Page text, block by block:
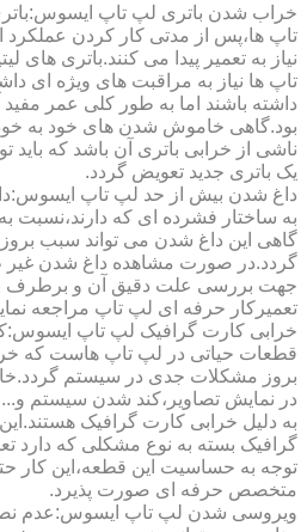
خراب شدن باتری لپ تاپ
تاپ ها،پس از مدتی کار کردن عملکرد
نیاز به تعمیر پیدا می کنند.باتری های
تاپ ها نیاز به مراقبت های ویژه ای
داشته باشند اما به طور کلی عمر مفید
بود.گاهی خاموش شدن های خود به
ناشی از خرابی باتری آن باشد که
یک باتری جدید تعویض گردد.
داغ شدن بیش از حد لپ تاپ
به ساختار فشرده ای که دارند،نسبت
گاهی این داغ شدن می تواند سبب
گردد.در صورت مشاهده داغ شدن غیر
جهت بررسی علت دقیق آن و برطرف
تعمیرکار حرفه ای لپ تاپ مراجعه
خرابی کارت گرافیک لپ تاپ
قطعات حیاتی در لپ تاپ هاست که
بروز مشکلات جدی در سیستم
در نمایش تصاویر،کند شدن سیستم
به دلیل خرابی کارت گرافیک
گرافیک بسته به نوع مشکلی که دارد
توجه به حساسیت این قطعه،این کار
متخصص حرفه ای صورت پذیرد.
ویروسی شدن لپ تاپ ایسوس:عدم